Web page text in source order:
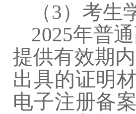
（3）考生
2025年普
提供有效期
出具的证明
电子注册备